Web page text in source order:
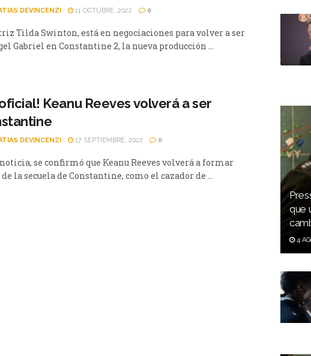
DEVINCENZI 11 OCTUBRE, 2022 0
Tilda Swinton, está en negociaciones para volver a ser
Gabriel en Constantine 2, la nueva producción ...
oficial! Keanu Reeves volverá a ser
DEVINCENZI 17 SEPTIEMBRE, 2022 0
se confirmó que Keanu Reeves volverá a formar
la secuela de Constantine, como el cazador de ...
que
4